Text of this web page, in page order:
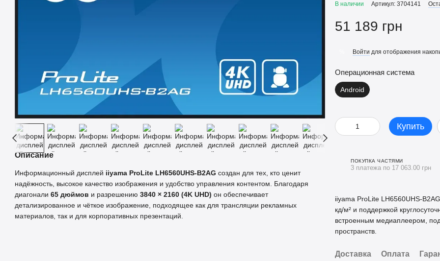
Описание
Информационный дисплей iiyama ProLite LH6560UHS‑B2AG создан для тех, кто ценит
надёжность, высокое качество изображения и удобство управления контентом. Благодаря
диагонали 65 дюймов и разрешению 3840 × 2160 (4K UHD) он обеспечивает
детализированное и чёткое изображение, подходящее как для трансляции рекламных
материалов, так и для корпоративных презентаций.
В наличии Артикул: 3704141
51 189 грн
Войти для отображения
Операционная система
Android
Купить
ПОКУПКА ЧАСТЯМИ
3 платежа по 17 063.00 грн
iiyama ProLite
кд/м² и поддержкой
встроенным медиаплеером,
пространств.
Доставка Оплата